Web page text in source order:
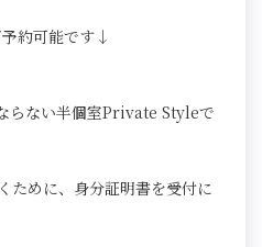
約可能です↓
らない半個室Private Styleで
ために、身分証明書を受付に